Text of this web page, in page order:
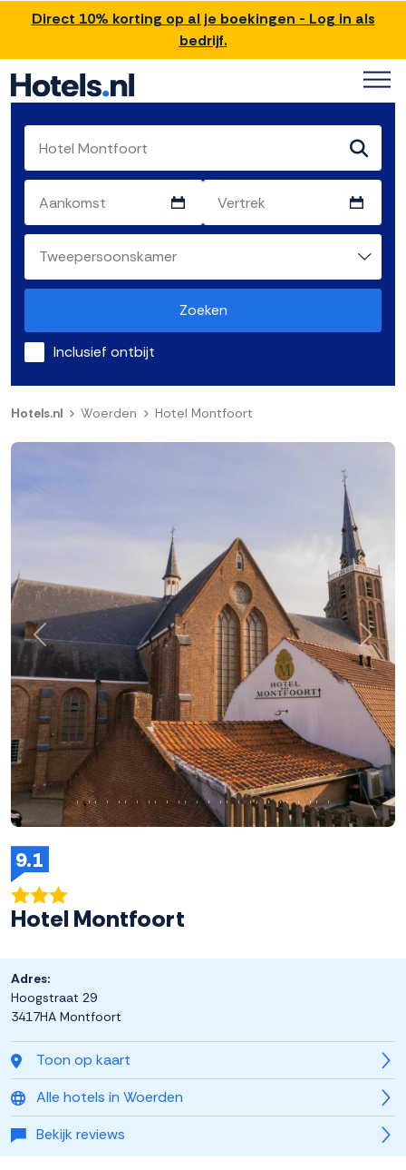
Direct 10% korting op al je boekingen - Log in als
bedrijf.
Zoeken
Inclusief ontbijt
Hotels.nl Woerden Hotel Montfoort
9.1
Hotel Montfoort
Toon op kaart
Alle hotels in Woerden
Bekijk reviews
Adres:
Hoogstraat 29
3417HA Montfoort